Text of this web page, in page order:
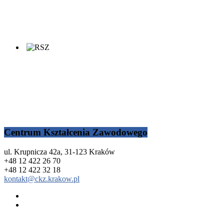
Centrum Kształcenia Zawodowego
ul. Krupnicza 42a, 31-123 Kraków
+48 12 422 26 70
+48 12 422 32 18
kontakt@ckz.krakow.pl